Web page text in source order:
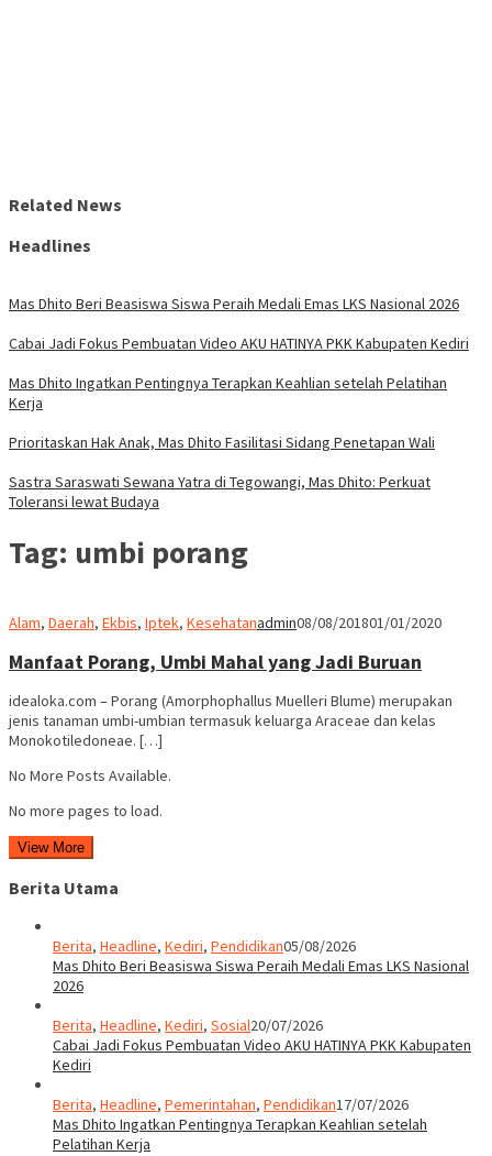
Related News
Headlines
Mas Dhito Beri Beasiswa Siswa Peraih Medali Emas LKS Nasional 2026
Cabai Jadi Fokus Pembuatan Video AKU HATINYA PKK Kabupaten Kediri
Mas Dhito Ingatkan Pentingnya Terapkan Keahlian setelah Pelatihan
Kerja
Prioritaskan Hak Anak, Mas Dhito Fasilitasi Sidang Penetapan Wali
Sastra Saraswati Sewana Yatra di Tegowangi, Mas Dhito: Perkuat
Toleransi lewat Budaya
Tag: umbi porang
Alam, Daerah, Ekbis, Iptek, Kesehatanadmin08/08/201801/01/2020
Manfaat Porang, Umbi Mahal yang Jadi Buruan
idealoka.com – Porang (Amorphophallus Muelleri Blume) merupakan
jenis tanaman umbi-umbian termasuk keluarga Araceae dan kelas
Monokotiledoneae. […]
No More Posts Available.
No more pages to load.
View More
Berita Utama
Berita, Headline, Kediri, Pendidikan05/08/2026
Mas Dhito Beri Beasiswa Siswa Peraih Medali Emas LKS Nasional
2026
Berita, Headline, Kediri, Sosial20/07/2026
Cabai Jadi Fokus Pembuatan Video AKU HATINYA PKK Kabupaten
Kediri
Berita, Headline, Pemerintahan, Pendidikan17/07/2026
Mas Dhito Ingatkan Pentingnya Terapkan Keahlian setelah
Pelatihan Kerja